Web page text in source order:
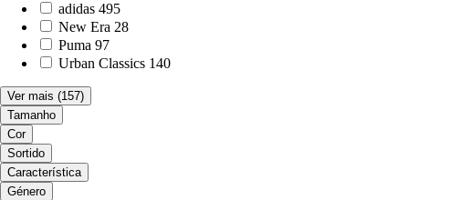
adidas 495
New Era 28
Puma 97
Urban Classics 140
Ver mais (157)
Tamanho
Cor
Sortido
Característica
Género